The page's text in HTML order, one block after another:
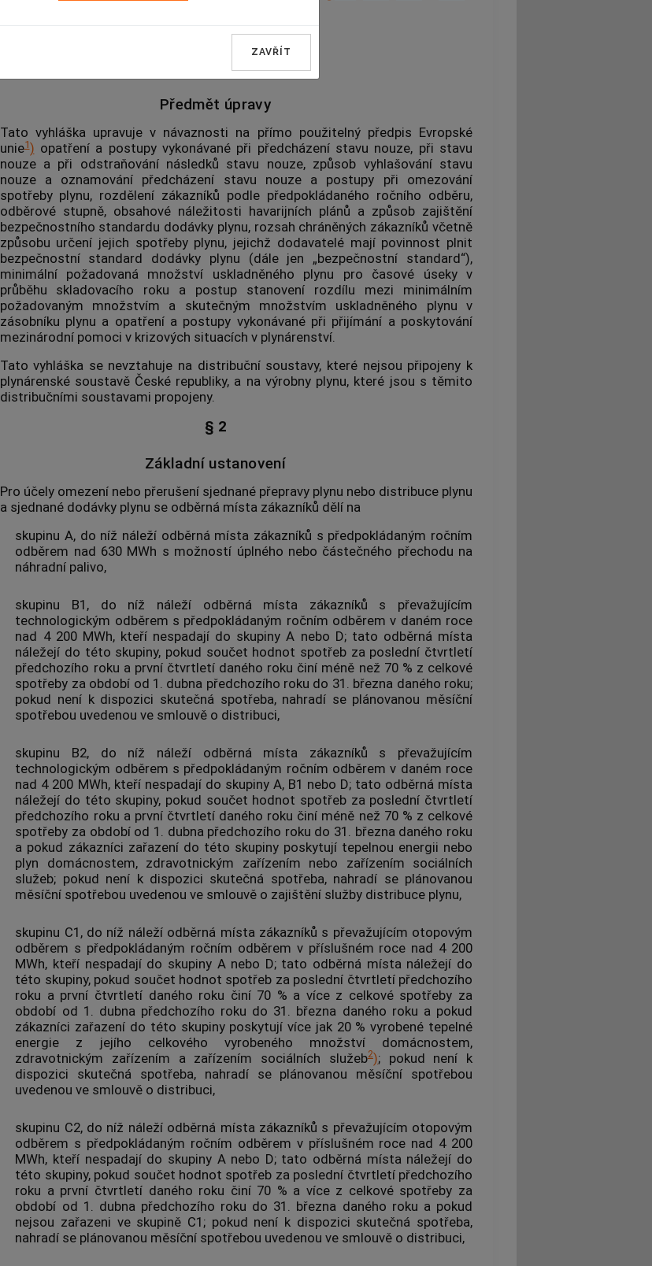
Předmět úpravy
Tato vyhláška upravuje v návaznosti na přímo použitelný předpis Evropské
unie1) opatření a postupy vykonávané při předcházení stavu nouze, při stavu
nouze a při odstraňování následků stavu nouze, způsob vyhlašování stavu
nouze a oznamování předcházení stavu nouze a postupy při omezování
spotřeby plynu, rozdělení zákazníků podle předpokládaného ročního odběru,
odběrové stupně, obsahové náležitosti havarijních plánů a způsob zajištění
bezpečnostního standardu dodávky plynu, rozsah chráněných zákazníků včetně
způsobu určení jejich spotřeby plynu, jejichž dodavatelé mají povinnost plnit
bezpečnostní standard dodávky plynu (dále jen „bezpečnostní standard“),
minimální požadovaná množství uskladněného plynu pro časové úseky v
průběhu skladovacího roku a postup stanovení rozdílu mezi minimálním
požadovaným množstvím a skutečným množstvím uskladněného plynu v
zásobníku plynu a opatření a postupy vykonávané při přijímání a poskytování
mezinárodní pomoci v krizových situacích v plynárenství.
Tato vyhláška se nevztahuje na distribuční soustavy, které nejsou připojeny k
plynárenské soustavěČeské republiky, a na výrobny plynu, které jsou s těmito
distribučními soustavami propojeny.
§ 2
Základní ustanovení
Pro účely omezení nebo přerušení sjednané přepravy plynu nebo distribuce plynu
a sjednané dodávky plynu se odběrná místa zákazníků dělí na
skupinu A, do níž náleží odběrná místa zákazníků s předpokládaným ročním
odběrem nad 630 MWh s možností úplného nebo částečného přechodu na
náhradní palivo,
skupinu B1, do níž náleží odběrná místa zákazníků s převažujícím
technologickým odběrem s předpokládaným ročním odběrem v daném roce
nad 4 200 MWh, kteří nespadají do skupiny A nebo D; tato odběrná místa
náležejí do této skupiny, pokud součet hodnot spotřeb za poslední čtvrtletí
předchozího roku a první čtvrtletí daného roku činí méně než 70 % z celkové
spotřeby za období od 1. dubna předchozího roku do 31. března daného roku;
pokud není k dispozici skutečná spotřeba, nahradí se plánovanou měsíční
spotřebou uvedenou ve smlouvě o distribuci,
skupinu B2, do níž náleží odběrná místa zákazníků s převažujícím
technologickým odběrem s předpokládaným ročním odběrem v daném roce
nad 4 200 MWh, kteří nespadají do skupiny A, B1 nebo D; tato odběrná místa
náležejí do této skupiny, pokud součet hodnot spotřeb za poslední čtvrtletí
předchozího roku a první čtvrtletí daného roku činí méně než 70 % z celkové
spotřeby za období od 1. dubna předchozího roku do 31. března daného roku
a pokud zákazníci zařazení do této skupiny poskytují tepelnou energii nebo
plyn domácnostem, zdravotnickým zařízením nebo zařízením sociálních
služeb; pokud není k dispozici skutečná spotřeba, nahradí se plánovanou
měsíční spotřebou uvedenou ve smlouvě o zajištění služby distribuce plynu,
skupinu C1, do níž náleží odběrná místa zákazníků s převažujícím otopovým
odběrem s předpokládaným ročním odběrem v příslušném roce nad 4 200
MWh, kteří nespadají do skupiny A nebo D; tato odběrná místa náležejí do
této skupiny, pokud součet hodnot spotřeb za poslední čtvrtletí předchozího
roku a první čtvrtletí daného roku činí 70 % a více z celkové spotřeby za
období od 1. dubna předchozího roku do 31. března daného roku a pokud
zákazníci zařazení do této skupiny poskytují více jak 20 % vyrobené tepelné
energie z jejího celkového vyrobeného množství domácnostem,
zdravotnickým zařízením a zařízením sociálních služeb2); pokud není k
dispozici skutečná spotřeba, nahradí se plánovanou měsíční spotřebou
uvedenou ve smlouvě o distribuci,
skupinu C2, do níž náleží odběrná místa zákazníků s převažujícím otopovým
odběrem s předpokládaným ročním odběrem v příslušném roce nad 4 200
MWh, kteří nespadají do skupiny A nebo D; tato odběrná místa náležejí do
této skupiny, pokud součet hodnot spotřeb za poslední čtvrtletí předchozího
roku a první čtvrtletí daného roku činí 70 % a více z celkové spotřeby za
období od 1. dubna předchozího roku do 31. března daného roku a pokud
nejsou zařazeni ve skupině C1; pokud není k dispozici skutečná spotřeba,
nahradí se plánovanou měsíční spotřebou uvedenou ve smlouvě o distribuci,
ZAVŘÍT